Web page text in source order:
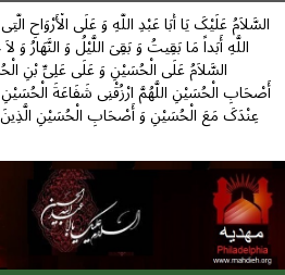
اللَّهِ أَبَداً مَا بَقِیتُ وَ بَقِیَ اللَّیْلُ وَ النَّهَارُ وَ
السَّلاَمُ عَلَى الْحُسَیْنِ وَ عَلَى عَلِیِّ بْنِ
أَصْحَابِ الْحُسَیْنِ اللَّهُمَّ ارْزُقْنِی شَفَاعَةَ
عِنْدَکَ مَعَ الْحُسَیْنِ وَ أَصْحَابِ الْحُسَیْنِ